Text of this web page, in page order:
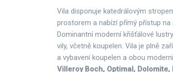
Vila disponuje katedrálovým
prostorem a nabízí přímý přístup na
Dominantní moderní křišťálové
vily, včetně koupelen. Vila je plně
a vybavení koupelen a obou
Villeroy Boch, Optimal, Dolomite,